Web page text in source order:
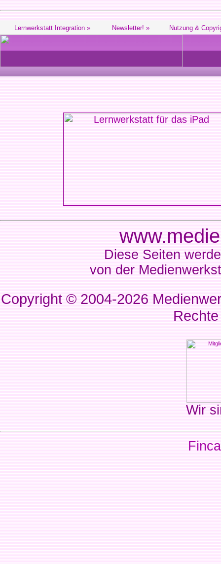
Lernwerkstatt Integration » Newsletter! » Nutzung &
Diese Seiten
von der
Copyright © 2004-2026
Wir